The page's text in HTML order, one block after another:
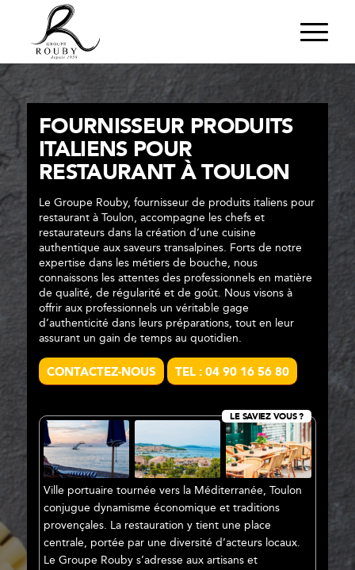
FOURNISSEUR PRODUITS
ITALIENS POUR
RESTAURANT À TOULON
Le Groupe Rouby, fournisseur de produits italiens pour
restaurant à Toulon, accompagne les chefs et
restaurateurs dans la création d’une cuisine
authentique aux saveurs transalpines. Forts de notre
expertise dans les métiers de bouche, nous
connaissons les attentes des professionnels en matière
de qualité, de régularité et de goût. Nous visons à
offrir aux professionnels un véritable gage
d’authenticité dans leurs préparations, tout en leur
assurant un gain de temps au quotidien.
CONTACTEZ-NOUS TEL : 04 90 16 56 80
LE SAVIEZ VOUS ?
Ville portuaire tournée vers la Méditerranée, Toulon
conjugue dynamisme économique et traditions
provençales. La restauration y tient une place
centrale, portée par une diversité d’acteurs locaux.
Le Groupe Rouby s’adresse aux artisans et